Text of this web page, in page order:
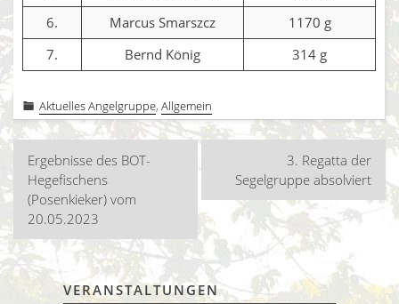
6.
Marcus Smarszcz
1170 g
7.
Bernd König 314 g
Aktuelles Angelgruppe, Allgemein
Beitragsnavigation
Ergebnisse des BOT-
Hegefischens
(Posenkieker) vom
20.05.2023
3. Regatta der
Segelgruppe absolviert
VERANSTALTUNGEN